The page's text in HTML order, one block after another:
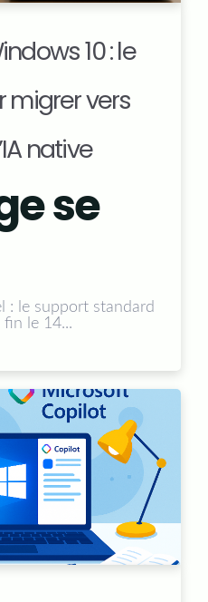
10 : le
migrer vers
native
se
:
le support standard
le 14...